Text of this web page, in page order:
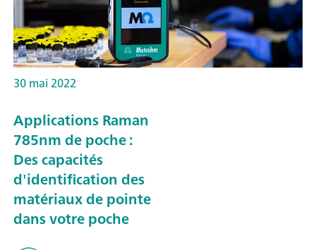
30 mai 2022
Applications Raman
785nm de poche :
Des capacités
d'identification des
matériaux de pointe
dans votre poche